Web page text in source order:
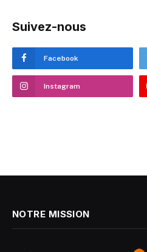
Suivez-nous
Facebook
Instagram
NOTRE MISSION